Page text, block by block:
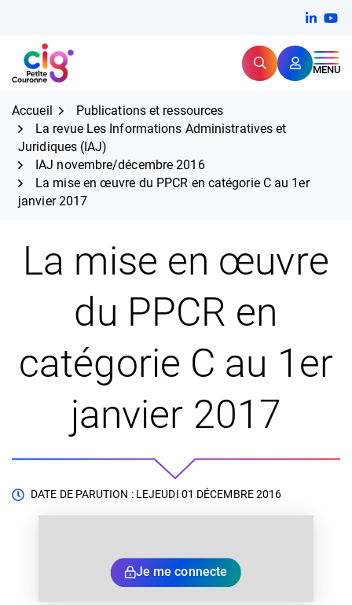
contenu
CIG Petite Couronne RechercherMENU
Expertise et proximité pour
Accueil
Publications et ressources
La revue Les Informations Administratives et
Juridiques (IAJ)
IAJ novembre/décembre 2016
La mise en œuvre du PPCR en catégorie C au 1er
janvier 2017
La mise en œuvre
du PPCR en
catégorie C au 1er
janvier 2017
DATE DE PARUTION : LEJEUDI 01 DÉCEMBRE 2016
Je me connecte